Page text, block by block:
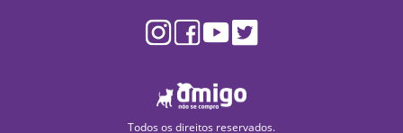
Todos os direitos reservados.